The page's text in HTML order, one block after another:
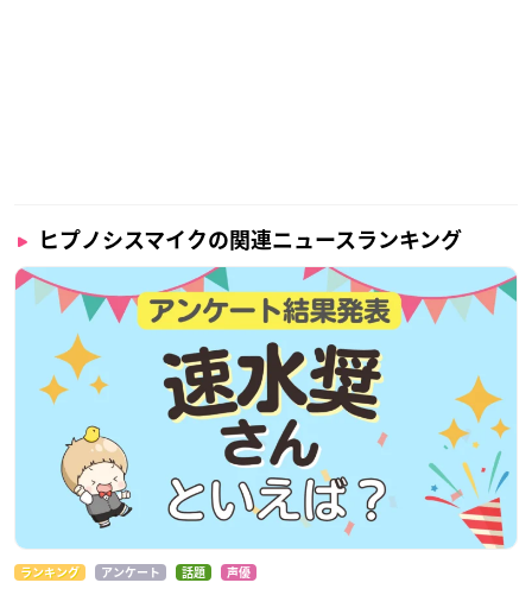
ヒプノシスマイクの関連ニュースランキング
ランキング アンケート 話題 声優